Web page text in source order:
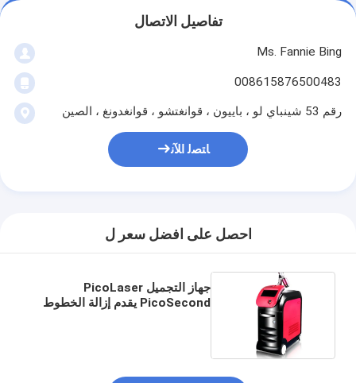
تفاصيل الاتصال
Ms. Fannie Bing
008615876500483
رقم 53 شينباي لو ، باييون ، قوانغتشو ، قوانغدونغ ، الصين
ﺎﺘﺼﻟ ﺍﻶﻧ
احصل على افضل سعر ل
جهاز التجميل PicoLaser
PicoSecond يقدم إزالة الخطوط